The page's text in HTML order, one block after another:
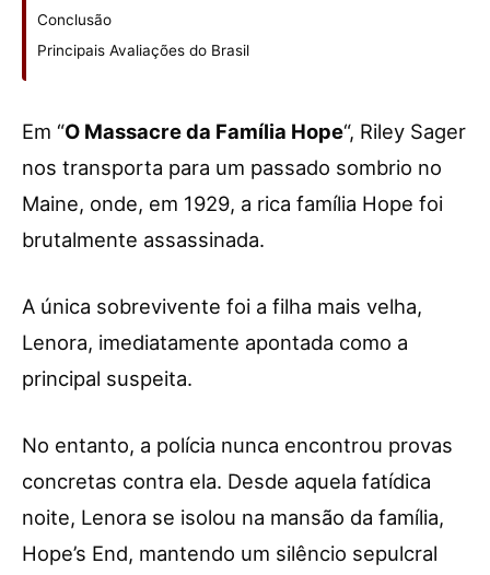
Conclusão
Principais Avaliações do Brasil
Em “O Massacre da Família Hope“, Riley Sager
nos transporta para um passado sombrio no
Maine, onde, em 1929, a rica família Hope foi
brutalmente assassinada.
A única sobrevivente foi a filha mais velha,
Lenora, imediatamente apontada como a
principal suspeita.
No entanto, a polícia nunca encontrou provas
concretas contra ela. Desde aquela fatídica
noite, Lenora se isolou na mansão da família,
Hope’s End, mantendo um silêncio sepulcral